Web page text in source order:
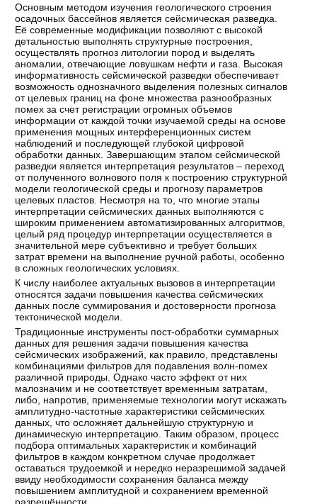
Основным методом изучения геологического строения
осадочных бассейнов является сейсмическая разведка.
Её современные модификации позволяют с высокой
детальностью выполнять структурные построения,
осуществлять прогноз литологии пород и выделять
аномалии, отвечающие ловушкам нефти и газа. Высокая
информативность сейсмической разведки обеспечивает
возможность однозначного выделения полезных сигналов
от целевых границ на фоне множества разнообразных
помех за счет регистрации огромных объемов
информации от каждой точки изучаемой среды на основе
применения мощных интерференционных систем
наблюдений и последующей глубокой цифровой
обработки данных. Завершающим этапом сейсмической
разведки является интерпретация результатов – переход
от полученного волнового поля к построению структурной
модели геологической среды и прогнозу параметров
целевых пластов. Несмотря на то, что многие этапы
интерпретации сейсмических данных выполняются с
широким применением автоматизированных алгоритмов,
целый ряд процедур интерпретации осуществляется в
значительной мере субъективно и требует больших
затрат времени на выполнение ручной работы, особенно
в сложных геологических условиях.
К числу наиболее актуальных вызовов в интерпретации
относятся задачи повышения качества сейсмических
данных после суммирования и достоверности прогноза
тектонической модели.
Традиционные инструменты пост-обработки суммарных
данных для решения задачи повышения качества
сейсмических изображений, как правило, представлены
комбинациями фильтров для подавления волн-помех
различной природы. Однако часто эффект от них
малозначим и не соответствует временным затратам,
либо, напротив, применяемые технологии могут искажать
амплитудно-частотные характеристики сейсмических
данных, что осложняет дальнейшую структурную и
динамическую интерпретацию. Таким образом, процесс
подбора оптимальных характеристик и комбинаций
фильтров в каждом конкретном случае продолжает
оставаться трудоемкой и нередко неразрешимой задачей
ввиду необходимости сохранения баланса между
повышением амплитудной и сохранением временной
разрешённости.